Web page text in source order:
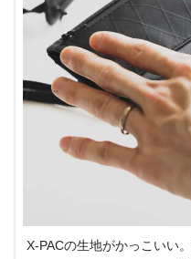
X-PACの生地がかっこいい